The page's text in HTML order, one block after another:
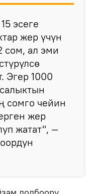
эсеге
жер үчүн
сом, ал эми
Эгер 1000
сомго чейин
жер
жатат", —